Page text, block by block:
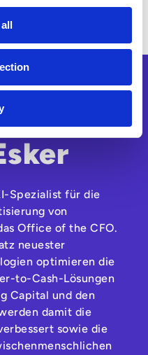
Spezialist für die
von
Office of the CFO.
neuester
optimieren die
to-Cash-Lösungen
Capital und den
damit die
sowie die